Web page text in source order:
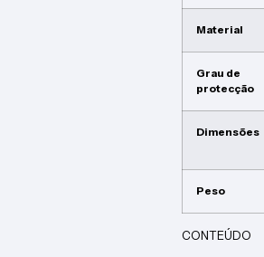
Material
Grau de
protecção
Dimensões
Peso
CONTEÚDO